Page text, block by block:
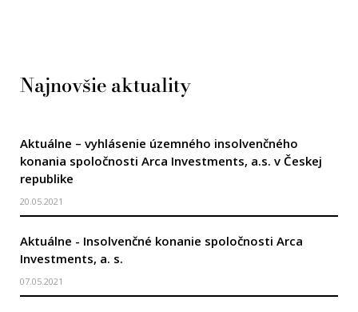
Najnovšie aktuality
Aktuálne – vyhlásenie územného insolvenčného
konania spoločnosti Arca Investments, a.s. v Českej
republike
20.05.2021
Aktuálne - Insolvenčné konanie spoločnosti Arca
Investments, a. s.
07.05.2021